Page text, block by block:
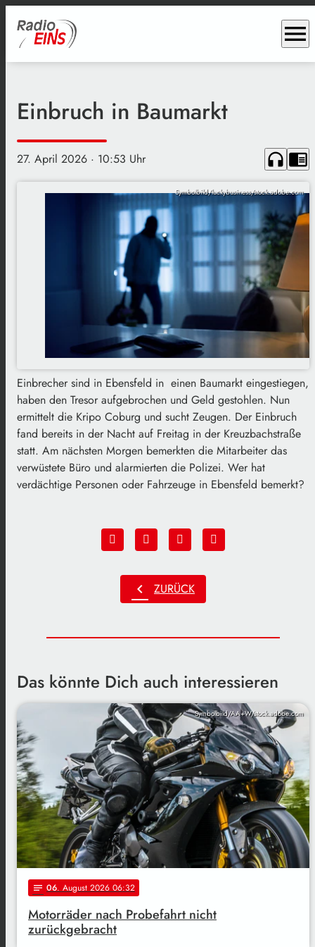
menu
Einbruch in Baumarkt
27. April 2026 · 10:53 Uhr headphones chrome_reader_mode
Symbolbild/luckybusiness/stock.adobe.com
Einbrecher sind in Ebensfeld in einen Baumarkt eingestiegen,
haben den Tresor aufgebrochen und Geld gestohlen. Nun
ermittelt die Kripo Coburg und sucht Zeugen. Der Einbruch
fand bereits in der Nacht auf Freitag in der Kreuzbachstraße
statt. Am nächsten Morgen bemerkten die Mitarbeiter das
verwüstete Büro und alarmierten die Polizei. Wer hat
verdächtige Personen oder Fahrzeuge in Ebensfeld bemerkt?
chevron_left ZURÜCK
Das könnte Dich auch interessieren
Symbolbild/AA+W/stock.adobe.com
notes 06. August 2026 06:32
Motorräder nach Probefahrt nicht
zurückgebracht